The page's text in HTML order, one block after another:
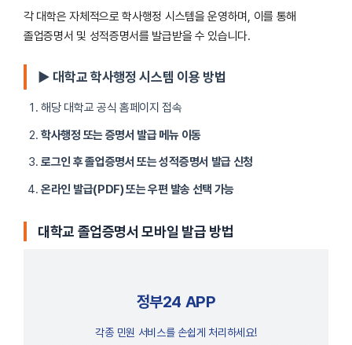
각 대학은 자체적으로 학사행정 시스템을 운영하며, 이를 통해
졸업증명서 및 성적증명서를 발급받을 수 있습니다.
▶ 대학교 학사행정 시스템 이용 방법
해당 대학교 공식 홈페이지 접속
학사행정 또는 증명서 발급 메뉴 이동
로그인 후 졸업증명서 또는 성적증명서 발급 신청
온라인 발급(PDF) 또는 우편 발송 선택 가능
대학교 졸업증명서 모바일 발급 방법
정부24 APP
각종 민원 서비스를 손쉽게 처리하세요!